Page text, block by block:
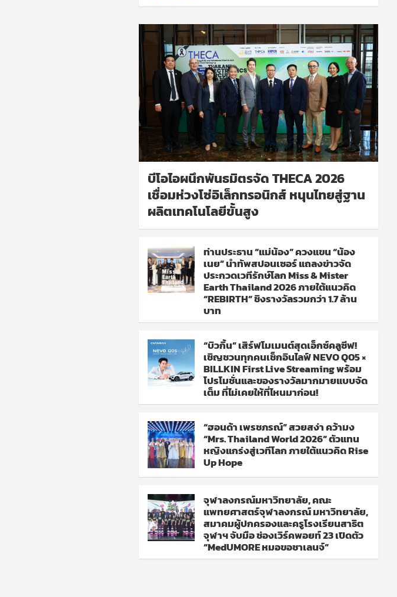
บีโอไอผนึกพันธมิตรจัด THECA 2026
เชื่อมห่วงโซ่อิเล็กทรอนิกส์ หนุนไทยสู่ฐาน
ผลิตเทคโนโลยีขั้นสูง
ท่านประธาน “แม่น้อง” ควงแขน “น้อง
เนย” นำทัพสปอนเซอร์ แถลงข่าวจัด
ประกวดเวทีรักษ์โลก Miss & Mister
Earth Thailand 2026 ภายใต้แนวคิด
“REBIRTH” ชิงรางวัลรวมกว่า 1.7 ล้าน
บาท
“บิวกิ้น” เสิร์ฟโมเมนต์สุดเอ็กซ์คลูซีฟ!
เชิญชวนทุกคนเช็กอินไลฟ์ NEVO Q05 ×
BILLKIN First Live Streaming พร้อม
โปรโมชั่นและของรางวัลมากมายแบบจัด
เต็ม ที่ไม่เคยให้ที่ไหนมาก่อน!
“ฮอนด้า เพรชภรณ์” สวยสง่า คว้ามง
“Mrs. Thailand World 2026” ตัวแทน
หญิงแกร่งสู่เวทีโลก ภายใต้แนวคิด Rise
Up Hope
จุฬาลงกรณ์มหาวิทยาลัย, คณะ
แพทยศาสตร์จุฬาลงกรณ์ มหาวิทยาลัย,
สมาคมผู้ปกครองและครูโรงเรียนสาธิต
จุฬาฯ จับมือ ช่องเวิร์คพอยท์ 23 เปิดตัว
“MedUMORE หมอขอชาเลนจ์”